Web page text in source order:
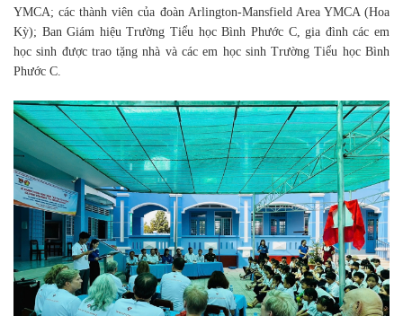
YMCA; các thành viên của đoàn Arlington-Mansfield Area YMCA (Hoa
Kỳ); Ban Giám hiệu Trường Tiểu học Bình Phước C, gia đình các em
học sinh được trao tặng nhà và các em học sinh Trường Tiểu học Bình
Phước C.